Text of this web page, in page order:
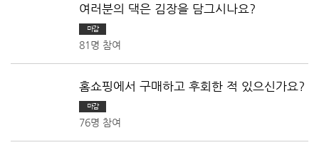
여러분의 댁은 김장을 담그시나요?
마감
81명 참여
홈쇼핑에서 구매하고 후회한 적 있으신가요?
마감
76명 참여